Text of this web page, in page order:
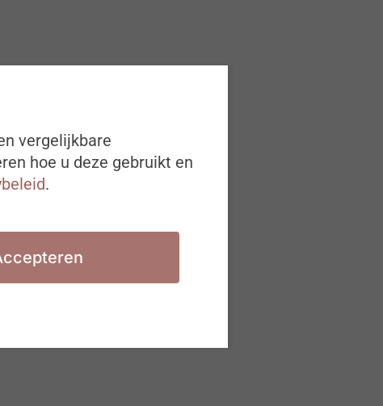
vergelijkbare
hoe u deze gebruikt en
.